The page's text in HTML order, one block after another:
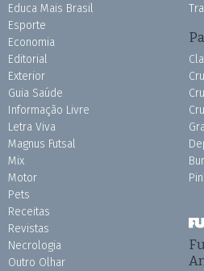
Educa Mais Brasil
Esporte
Economia
Editorial
Exterior
Guia Saúde
Informação Livre
Letra Viva
Magnus Futsal
Mix
Motor
Pets
Receitas
Revistas
Necrologia
Outro Olhar